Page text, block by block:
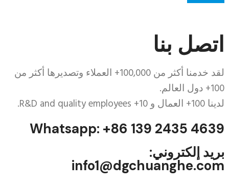
اتصل بنا
لقد خدمنا أكثر من 100,000+ العملاء وتصديرها أكثر من
100+ دول العالم.
لدينا 100+ العمال و 10+
R&D and quality employees
.
Whatsapp: +86 139 2435 4639
بريد إلكتروني:
info1@dgchuanghe.com